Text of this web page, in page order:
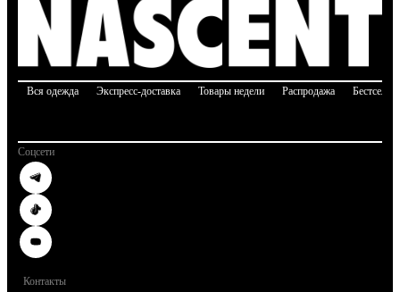
Вся одежда Экспресс-доставка Товары недели Распродажа
Соцсети
Контакты